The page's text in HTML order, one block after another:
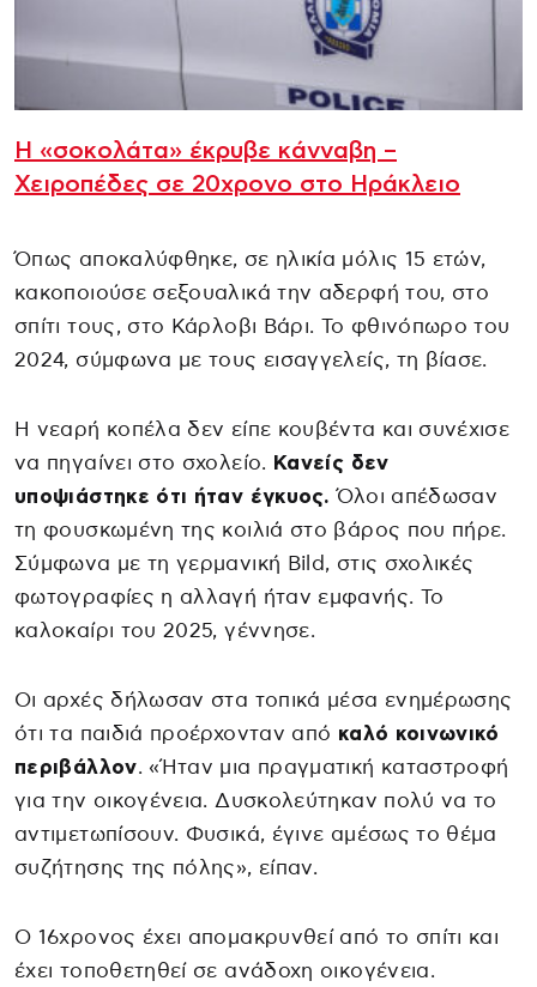
Η «σοκολάτα» έκρυβε κάνναβη –
Χειροπέδες σε 20χρονο στο Ηράκλειο
Όπως αποκαλύφθηκε, σε ηλικία μόλις 15 ετών,
κακοποιούσε σεξουαλικά την αδερφή του, στο
σπίτι τους, στο Κάρλοβι Βάρι. Το φθινόπωρο του
2024, σύμφωνα με τους εισαγγελείς, τη βίασε.
Η νεαρή κοπέλα δεν είπε κουβέντα και συνέχισε
να πηγαίνει στο σχολείο. Κανείς δεν
υποψιάστηκε ότι ήταν έγκυος. Όλοι απέδωσαν
τη φουσκωμένη της κοιλιά στο βάρος που πήρε.
Σύμφωνα με τη γερμανική Bild, στις σχολικές
φωτογραφίες η αλλαγή ήταν εμφανής. Το
καλοκαίρι του 2025, γέννησε.
Οι αρχές δήλωσαν στα τοπικά μέσα ενημέρωσης
ότι τα παιδιά προέρχονταν από καλό κοινωνικό
περιβάλλον. «Ήταν μια πραγματική καταστροφή
για την οικογένεια. Δυσκολεύτηκαν πολύ να το
αντιμετωπίσουν. Φυσικά, έγινε αμέσως το θέμα
συζήτησης της πόλης», είπαν.
Ο 16χρονος έχει απομακρυνθεί από το σπίτι και
έχει τοποθετηθεί σε ανάδοχη οικογένεια.